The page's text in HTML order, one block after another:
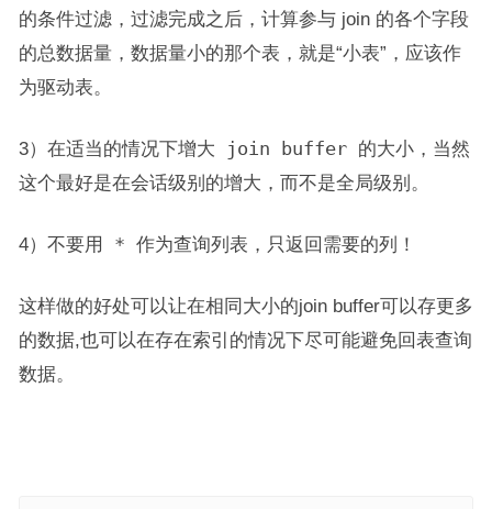
的条件过滤，过滤完成之后，计算参与 join 的各个字段
的总数据量，数据量小的那个表，就是“小表”，应该作
为驱动表。
3） 在适当的情况下增大 join buffer 的大小，当然
这个最好是在会话级别的增大，而不是全局级别 。
4） 不要用 * 作为查询列表，只返回需要的列！
这样做的好处可以让在相同大小的join buffer可以存更多
的数据,也可以在存在索引的情况下尽可能避免回表查询
数据。